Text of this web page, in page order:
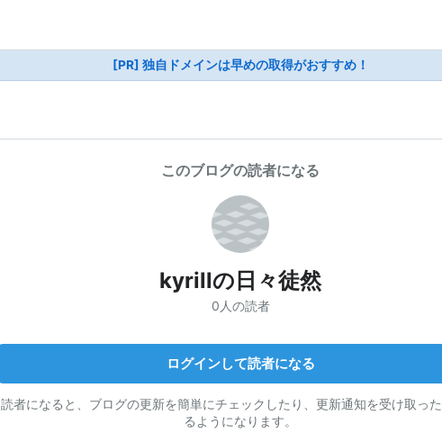
[PR] 独自ドメインは早めの取得がおすすめ！
このブログの読者になる
kyrillの日々徒然
0人の読者
ログインして読者になる
読者になると、ブログの更新を簡単にチェックしたり、更新通知を受け取っ
るようになります。